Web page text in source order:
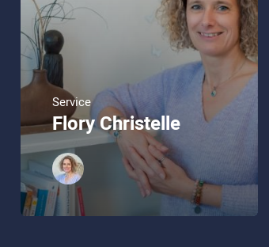
Service
Flory Christelle